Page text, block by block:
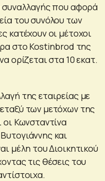
συναλλαγής που αφορά
του συνόλου των
κατέχουν οι μέτοχοι
στο Kostinbrod της
ορίζεται στα 10 εκατ.
της εταιρείας με
των μετόχων της
Κωνσταντίνα
και
μέλη του Διοικητικού
τις θέσεις του